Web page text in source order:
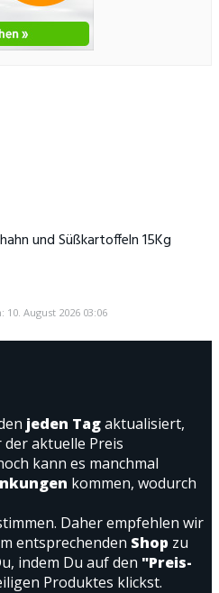
und Süßkartoffeln 15Kg
August 2026 03:06
jeden Tagaktualisiert,
aktuelle Preis
kann es manchmal
kommen, wodurch
Daher empfehlen wir
entsprechenden Shop zu
indem Du auf den "Preis-
Produktes klickst.